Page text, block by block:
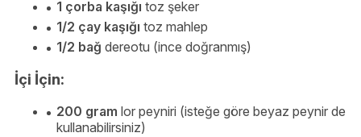
1 çorba kaşığı toz şeker
1/2 çay kaşığı toz mahlep
1/2 bağ dereotu (ince doğranmış)
İçi İçin:
200 gram lor peyniri (isteğe göre beyaz peynir de
kullanabilirsiniz)